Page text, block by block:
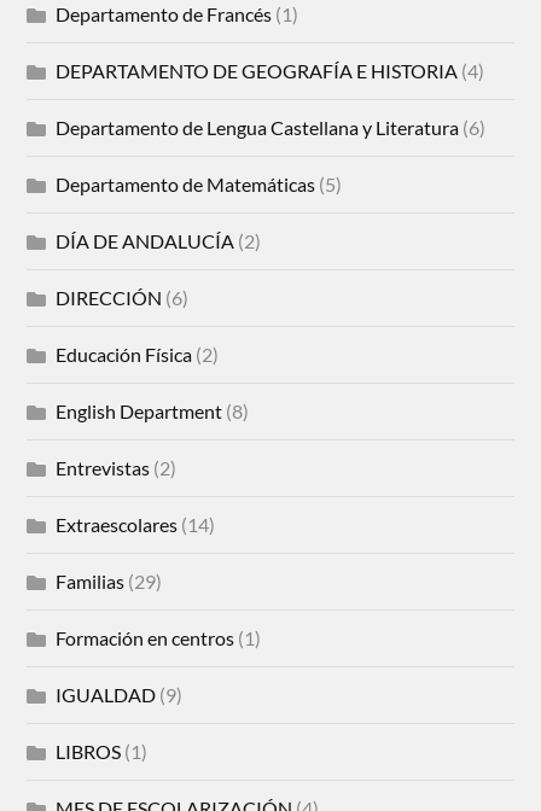
Departamento de Francés (1)
DEPARTAMENTO DE GEOGRAFÍA E HISTORIA (4)
Departamento de Lengua Castellana y Literatura (6)
Departamento de Matemáticas (5)
DÍA DE ANDALUCÍA (2)
DIRECCIÓN (6)
Educación Física (2)
English Department (8)
Entrevistas (2)
Extraescolares (14)
Familias (29)
Formación en centros (1)
IGUALDAD (9)
LIBROS (1)